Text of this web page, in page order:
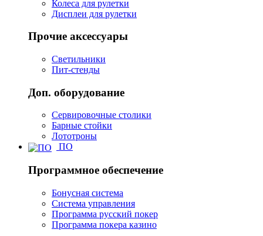
Колеса для рулетки
Дисплеи для рулетки
Прочие аксессуары
Светильники
Пит-стенды
Доп. оборудование
Сервировочные столики
Барные стойки
Лототроны
ПО
Программное обеспечение
Бонусная система
Система управления
Программа русский покер
Программа покера казино